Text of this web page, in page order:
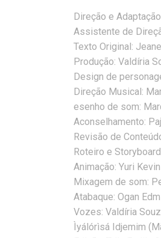
Direção e
Assistente de
Texto Original:
Produção: Valdíria
Design de
Direção Musical:
esenho de som:
Aconselhamento:
Revisão de
Roteiro e
Animação: Yuri
Mixagem de som:
Atabaque: Ogan
Vozes: Valdíria
Ìyálórìsá Idjemim